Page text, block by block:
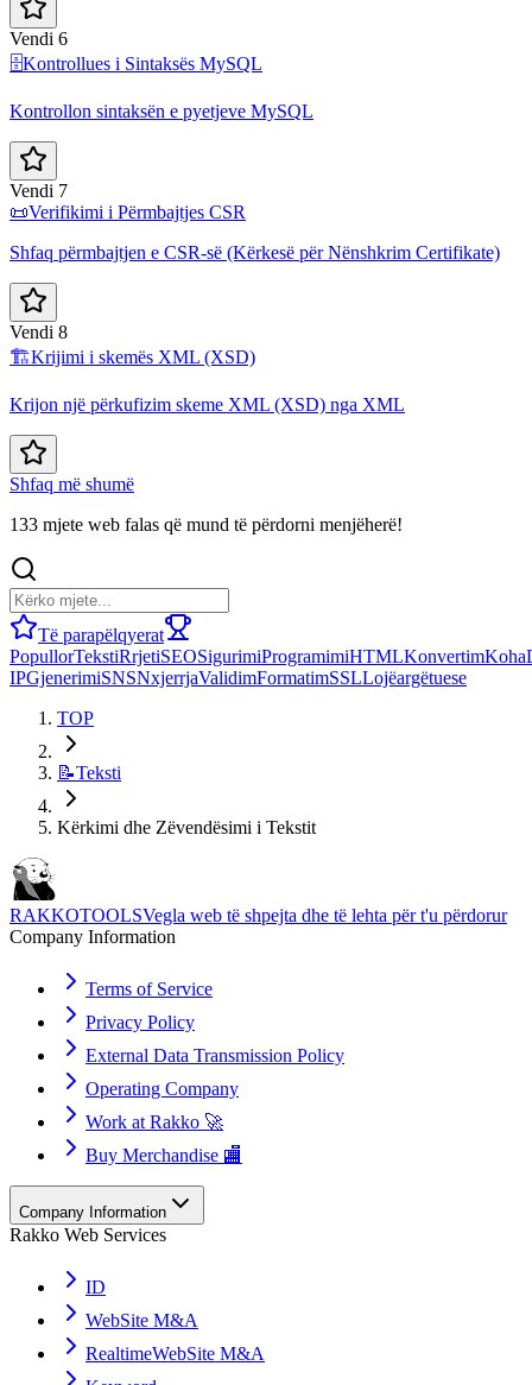
Vendi 6
🗄️Kontrollues i Sintaksës MySQL
Kontrollon sintaksën e pyetjeve MySQL
Vendi 7
📜Verifikimi i Përmbajtjes CSR
Shfaq përmbajtjen e CSR-së (Kërkesë për Nënshkrim Certifikate)
Vendi 8
🏗️Krijimi i skemës XML (XSD)
Krijon një përkufizim skeme XML (XSD) nga XML
Shfaq më shumë
133 mjete web falas që mund të përdorni menjëherë!
Të parapëlqyerat
PopullorTekstiRrjetiSEOSigurimiProgramimiHTMLKonvertimKoha
IPGjenerimiSNSNxjerrjaValidimFormatimSSLLojëargëtuese
TOP
📝Teksti
Kërkimi dhe Zëvendësimi i Tekstit
RAKKOTOOLSVegla web të shpejta dhe të lehta për t'u përdorur
Company Information
Terms of Service
Privacy Policy
External Data Transmission Policy
Operating Company
Work at Rakko 🚀
Buy Merchandise 🏬
Company Information
Rakko Web Services
ID
WebSite M&A
RealtimeWebSite M&A